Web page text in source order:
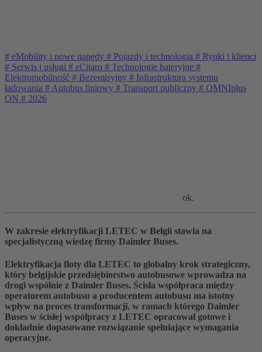
# eMobility i nowe napędy # Pojazdy i technologia # Rynki i klienci
# Serwis i usługi # eCitaro # Technologie bateryjne #
Elektromobilność # Bezemisyjny # Infrastruktura systemu
ładowania # Autobus liniowy # Transport publiczny # OMNIplus
ON # 2026
ok.
W zakresie elektryfikacji LETEC w Belgii stawia na
specjalistyczną wiedzę firmy Daimler Buses.
Elektryfikacja floty dla LETEC to globalny krok strategiczny,
który belgijskie przedsiębiorstwo autobusowe wprowadza na
drogi wspólnie z Daimler Buses. Ścisła współpraca między
operatorem autobusu a producentem autobusu ma istotny
wpływ na proces transformacji, w ramach którego Daimler
Buses w ścisłej współpracy z LETEC opracował gotowe i
dokładnie dopasowane rozwiązanie spełniające wymagania
operacyjne.